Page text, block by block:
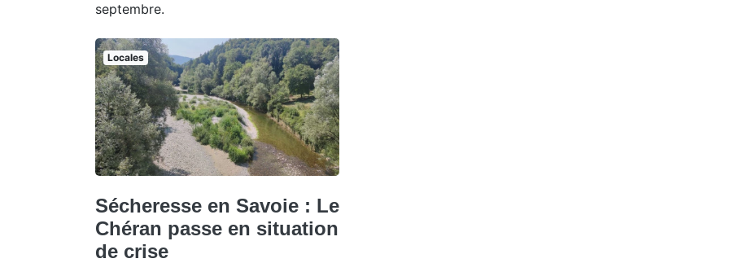
septembre.
Locales
Sécheresse en Savoie : Le
Chéran passe en situation
de crise